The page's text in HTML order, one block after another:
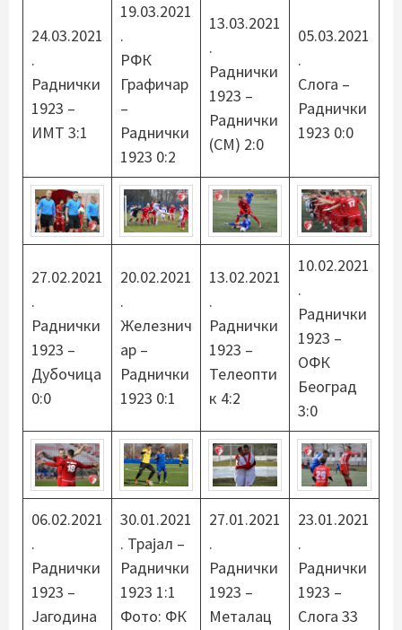
24.03.2021
.
Раднички
1923 –
ИМТ 3:1
19.03.2021
.
РФК
Графичар
–
Раднички
1923 0:2
13.03.2021
.
Раднички
1923 –
Раднички
(СМ) 2:0
05.03.2021
.
Слога –
Раднички
1923 0:0
27.02.2021
.
Раднички
1923 –
Дубочица
0:0
20.02.2021
.
Железнич
ар –
Раднички
1923 0:1
13.02.2021
.
Раднички
1923 –
Телеопти
к 4:2
10.02.2021
.
Раднички
1923 –
ОФК
Београд
3:0
06.02.2021
.
Раднички
1923 –
Јагодина
30.01.2021
. Трајал –
Раднички
1923 1:1
Фото: ФК
27.01.2021
.
Раднички
1923 –
Металац
23.01.2021
.
Раднички
1923 –
Слога 33